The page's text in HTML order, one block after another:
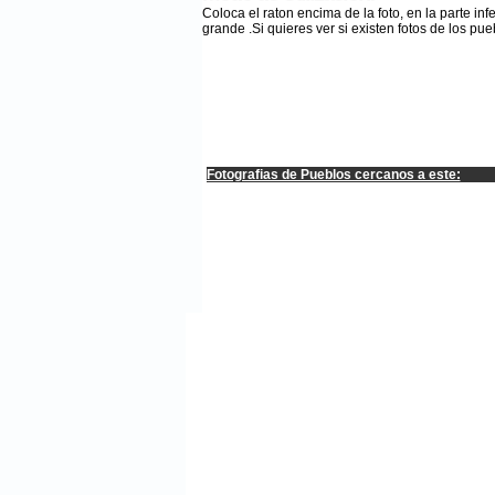
Coloca el raton encima de la foto, en la parte
grande .Si quieres ver si existen fotos de los
Fotografias de Pueblos cercanos a este: